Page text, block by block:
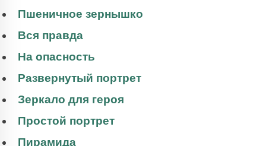
Пшеничное зернышко
Вся правда
На опасность
Развернутый портрет
Зеркало для героя
Простой портрет
Пирамида